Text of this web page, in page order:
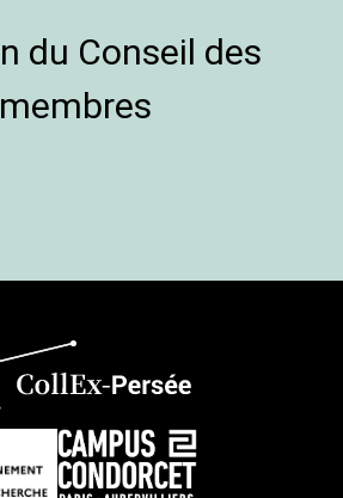
du Conseil des
membres